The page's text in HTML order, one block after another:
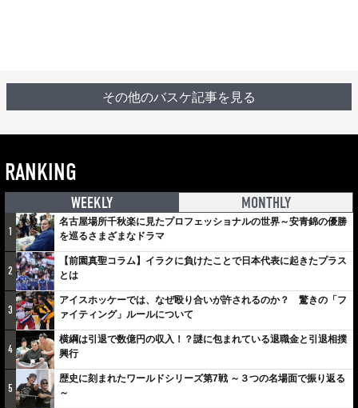
その他のバスケ記事を見る
RANKING
WEEKLY MONTHLY
1
名古屋場所千秋楽に見たプロフェッショナルの世界～安青錦の優勝
を巡るさまざまなドラマ
2
【前園真聖コラム】イラクに負けたことで日本代表に起きたプラス
とは
3
アイスホッケーでは、なぜ殴り合いが許されるのか？ 驚きの「フ
ァイティング」ルールについて
4
横綱は引退で数億円の収入！？謎に包まれている退職金と引退相撲
興行
5
歴史に刻まれたワールドシリーズ第7戦 ～３つの名場面で振り返る
～